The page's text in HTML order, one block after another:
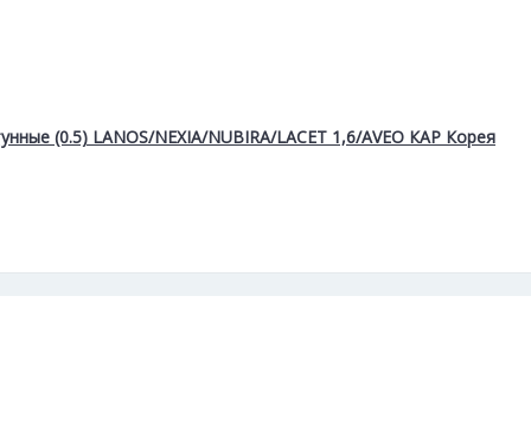
(0.5) LANOS/NEXIA/NUBIRA/LACET 1,6/AVEO КАР Корея